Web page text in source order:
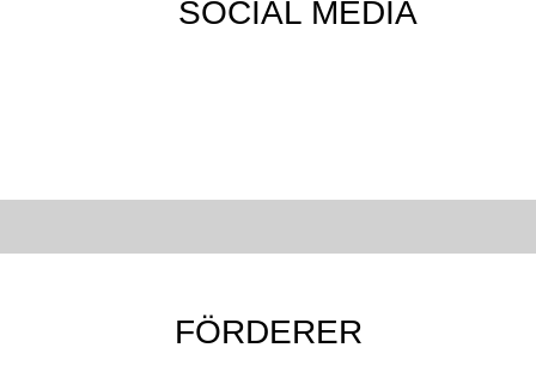
SOCIAL MEDIA
FÖRDERER